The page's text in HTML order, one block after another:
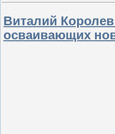
Виталий
осваивающих